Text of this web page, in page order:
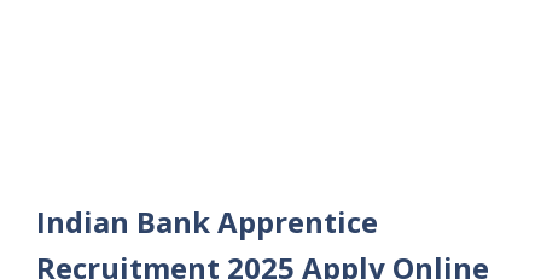
Indian Bank Apprentice
Recruitment 2025 Apply Online